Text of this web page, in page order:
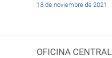
18 de noviembre de 2021
OFICINA CENTRAL